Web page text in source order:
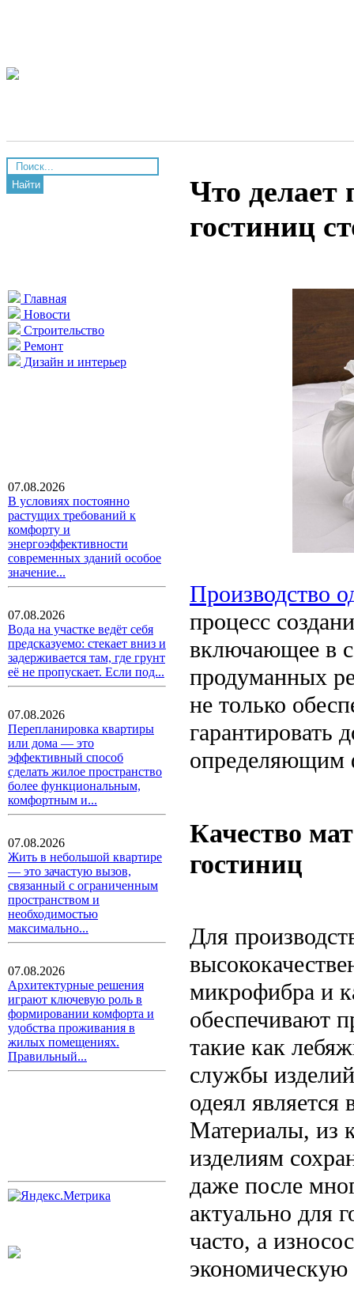
Найти
Главная
Новости
Строительство
Ремонт
Дизайн и интерьер
07.08.2026
В условиях постоянно
растущих требований к
комфорту и
энергоэффективности
современных зданий особое
значение...
07.08.2026
Вода на участке ведёт себя
предсказуемо: стекает вниз и
задерживается там, где грунт
её не пропускает. Если под...
07.08.2026
Перепланировка квартиры
или дома — это
эффективный способ
сделать жилое пространство
более функциональным,
комфортным и...
07.08.2026
Жить в небольшой квартире
— это зачастую вызов,
связанный с ограниченным
пространством и
необходимостью
максимально...
07.08.2026
Архитектурные решения
играют ключевую роль в
формировании комфорта и
удобства проживания в
жилых помещениях.
Правильный...
Что делает
гостиниц
Производство
процесс
включающее в
продуманных
не только
гарантировать
определяющим
Качество
гостиниц
Для
микрофибра и
обеспечивают
такие как
службы
одеял является
Материалы, из
изделиям
даже после
актуально для
часто, а